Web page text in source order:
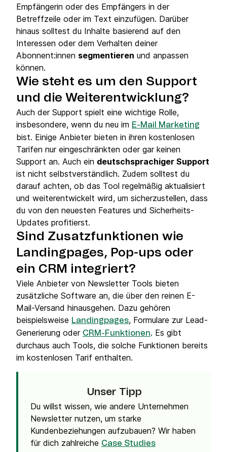
Empfängerin oder des Empfängers in der
Betreffzeile oder im Text einzufügen. Darüber
hinaus solltest du Inhalte basierend auf den
Interessen oder dem Verhalten deiner
Abonnent:innen segmentieren und anpassen
können.
Wie steht es um den Support
und die Weiterentwicklung?
Auch der Support spielt eine wichtige Rolle,
insbesondere, wenn du neu im E-Mail Marketing
bist. Einige Anbieter bieten in ihren kostenlosen
Tarifen nur eingeschränkten oder gar keinen
Support an. Auch ein deutschsprachiger Support
ist nicht selbstverständlich. Zudem solltest du
darauf achten, ob das Tool regelmäßig aktualisiert
und weiterentwickelt wird, um sicherzustellen, dass
du von den neuesten Features und Sicherheits-
Updates profitierst.
Sind Zusatzfunktionen wie
Landingpages, Pop-ups oder
ein CRM integriert?
Viele Anbieter von Newsletter Tools bieten
zusätzliche Software an, die über den reinen E-
Mail-Versand hinausgehen. Dazu gehören
beispielsweise Landingpages, Formulare zur Lead-
Generierung oder CRM-Funktionen. Es gibt
durchaus auch Tools, die solche Funktionen bereits
im kostenlosen Tarif enthalten.
Unser Tipp
Du willst wissen, wie andere Unternehmen
Newsletter nutzen, um starke
Kundenbeziehungen aufzubauen? Wir haben
für dich zahlreiche Case Studies